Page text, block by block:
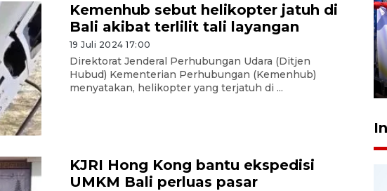
Kemenhub sebut helikopter jatuh di
Bali akibat terlilit tali layangan
19 Juli 2024 17:00
Direktorat Jenderal Perhubungan Udara (Ditjen
Hubud) Kementerian Perhubungan (Kemenhub)
menyatakan, helikopter yang terjatuh di ...
KJRI Hong Kong bantu ekspedisi
UMKM Bali perluas pasar
Apresiasi Desak Made,
Pemprov Bali siapkan wall
standar internasional
24 Juli 2026 20:25